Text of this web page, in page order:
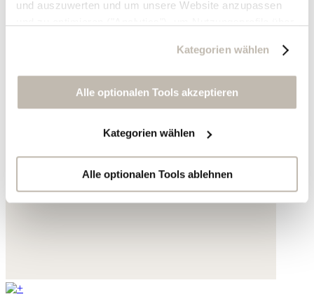
und auszuwerten und um unsere Website anzupassen
zu erstellen, um personalisierte Werbung auszuliefern,
Sie erneut mit Werbung anzusprechen sowie um unsere
Werbekampagnen auszuwerten ("Marketing").
Ihre Daten werden mit Dienstanbietern geteilt, die wir in
der Datenschutzerklärung genauer auflisten oder wenn
Sie auf "Kategorien wählen" klicken.
Indem Sie auf "Alle optionalen Tools akzeptieren" klicken,
die Zukunft widerrufen.
Kategorien wählen
Alle optionalen Tools akzeptieren
Kategorien wählen
Alle optionalen Tools ablehnen